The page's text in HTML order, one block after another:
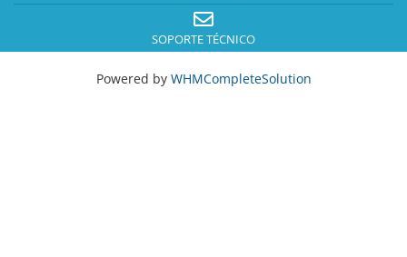
SOPORTE TÉCNICO
Powered by WHMCompleteSolution